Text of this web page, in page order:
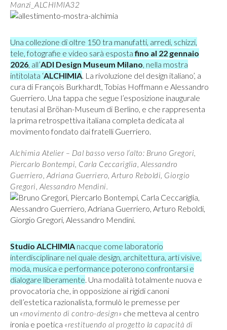
Manzi_ALCHIMIA32
Una collezione di oltre 150 tra manufatti, arredi, schizzi,
tele, fotografie e video sarà espostafino al 22 gennaio
2026, all’ADI Design Museum Milano, nella mostra
intitolata ‘ALCHIMIA. La rivoluzione del design italiano’, a
cura di François Burkhardt, Tobias Hoffmann e Alessandro
Guerriero. Una tappa che segue l’esposizione inaugurale
tenutasi al Bröhan-Museum di Berlino, e che rappresenta
la prima retrospettiva italiana completa dedicata al
movimento fondato dai fratelli Guerriero.
Alchimia Atelier – Dal basso verso l’alto: Bruno Gregori,
Piercarlo Bontempi, Carla Ceccariglia, Alessandro
Guerriero, Adriana Guerriero, Arturo Reboldi, Giorgio
Gregori, Alessandro Mendini.
Studio ALCHIMIA nacque come laboratorio
interdisciplinare nel quale design, architettura, arti visive,
moda, musica e performance poterono confrontarsi e
dialogare liberamente. Una modalità totalmente nuova e
provocatoria che, in opposizione ai rigidi canoni
dell’estetica razionalista, formulò le premesse per
un «movimento di contro-design» che metteva al centro
ironia e poetica «restituendo al progetto la capacità di